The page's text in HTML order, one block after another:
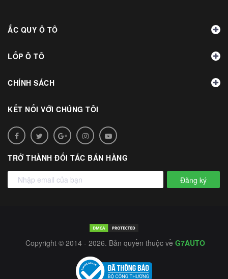
ẮC QUY Ô TÔ
LỐP Ô TÔ
CHÍNH SÁCH
KẾT NỐI VỚI CHÚNG TÔI
TRỞ THÀNH ĐỐI TÁC BÁN HÀNG
Đăng ký
Copyright © 2014 - 2026. Bản quyền thuộc về G7AUTO